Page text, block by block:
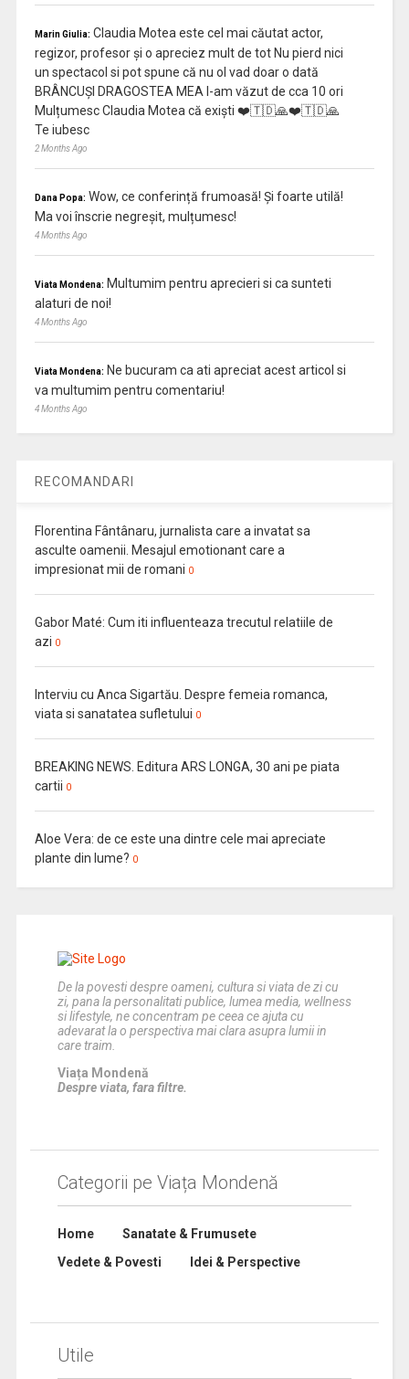
Marin Giulia: Claudia Motea este cel mai căutat actor,
regizor, profesor și o apreciez mult de tot Nu pierd nici
un spectacol si pot spune că nu ol vad doar o dată
BRÂNCUȘI DRAGOSTEA MEA l-am văzut de cca 10 ori
Mulțumesc Claudia Motea că exiști ❤️🇹🇩🙏❤️🇹🇩🙏
Te iubesc
2 Months Ago
Dana Popa: Wow, ce conferință frumoasă! Și foarte utilă!
Ma voi înscrie negreșit, mulțumesc!
4 Months Ago
Viata Mondena: Multumim pentru aprecieri si ca sunteti
alaturi de noi!
4 Months Ago
Viata Mondena: Ne bucuram ca ati apreciat acest articol si
va multumim pentru comentariu!
4 Months Ago
RECOMANDARI
Florentina Fântânaru, jurnalista care a invatat sa
asculte oamenii. Mesajul emotionant care a
impresionat mii de romani 0
Gabor Maté: Cum iti influenteaza trecutul relatiile de
azi 0
Interviu cu Anca Sigartău. Despre femeia romanca,
viata si sanatatea sufletului 0
BREAKING NEWS. Editura ARS LONGA, 30 ani pe piata
cartii 0
Aloe Vera: de ce este una dintre cele mai apreciate
plante din lume? 0
De la povesti despre oameni, cultura si viata de zi cu
zi, pana la personalitati publice, lumea media, wellness
si lifestyle, ne concentram pe ceea ce ajuta cu
adevarat la o perspectiva mai clara asupra lumii in
care traim.
Viața Mondenă
Despre viata, fara filtre.
Categorii pe Viața Mondenă
Home
Sanatate & Frumusete
Vedete & Povesti
Idei & Perspective
Utile